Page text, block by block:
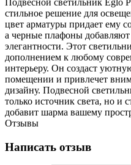
Подвесной светильник Eglo
стильное решение для
цвет арматуры придает ему
а черные плафоны добавляют
элегантности. Этот
дополнением к любому
интерьеру. Он создаст
помещении и привлечет
дизайну. Подвесной
только источник света, но и
добавит шарма вашему
Отзывы
Написать отзыв